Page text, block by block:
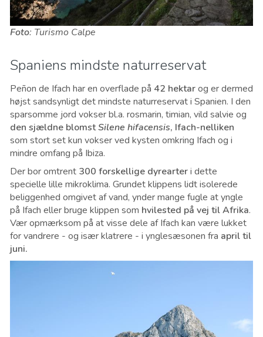
Foto: Turismo Calpe
Spaniens mindste naturreservat
Peñon de Ifach har en overflade på 42 hektarog er dermed
højst sandsynligt det mindste naturreservat i Spanien. I den
sparsomme jord vokser bl.a. rosmarin, timian, vild salvie og
den sjældne blomstSilene hifacensis, Ifach-nelliken
som stort set kun vokser ved kysten omkring Ifach og i
mindre omfang på Ibiza.
Der bor omtrent 300 forskellige dyrearteri dette
specielle lille mikroklima. Grundet klippens lidt isolerede
beliggenhed omgivet af vand, ynder mange fugle at yngle
på Ifach eller bruge klippen som hvilested på vej til Afrika.
Vær opmærksom på at visse dele af Ifach kan være lukket
for vandrere - og især klatrere - i ynglesæsonen fra april til
juni.